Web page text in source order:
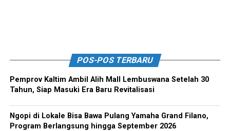
POS-POS TERBARU
Pemprov Kaltim Ambil Alih Mall Lembuswana Setelah 30
Tahun, Siap Masuki Era Baru Revitalisasi
Ngopi di Lokale Bisa Bawa Pulang Yamaha Grand Filano,
Program Berlangsung hingga September 2026